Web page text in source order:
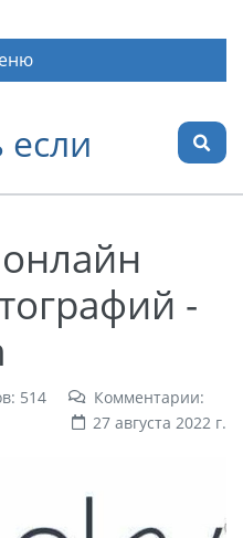
если
-
514
Комментарии:
27 августа 2022 г.